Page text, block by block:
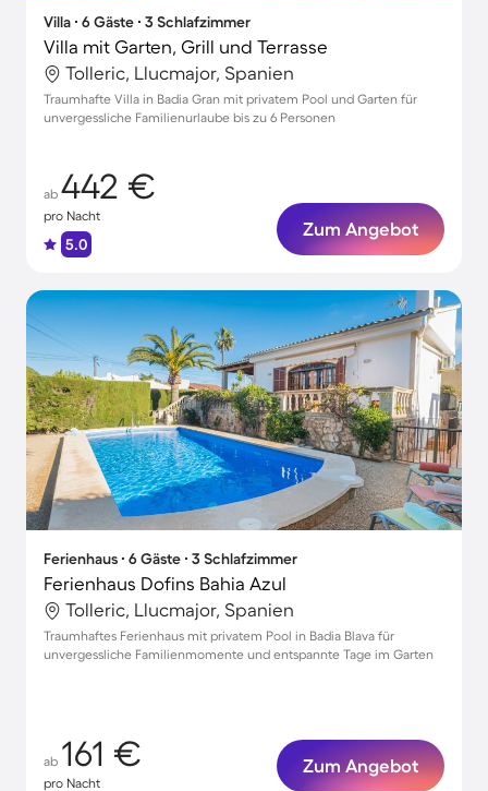
Villa ∙ 6 Gäste ∙ 3 Schlafzimmer
Villa mit Garten, Grill und Terrasse
Tolleric, Llucmajor, Spanien
Traumhafte Villa in Badia Gran mit privatem Pool und Garten für
unvergessliche Familienurlaube bis zu 6 Personen
ab 442 €
pro Nacht
5.0
Zum Angebot
Ferienhaus ∙ 6 Gäste ∙ 3 Schlafzimmer
Ferienhaus Dofins Bahia Azul
Tolleric, Llucmajor, Spanien
Traumhaftes Ferienhaus mit privatem Pool in Badia Blava für
unvergessliche Familienmomente und entspannte Tage im Garten
ab 161 €
pro Nacht
Zum Angebot